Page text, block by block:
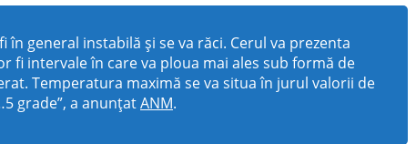
în general instabilă și se va răci. Cerul va prezenta
fi intervale în care va ploua mai ales sub formă de
Temperatura maximă se va situa în jurul valorii de
grade”, a anunțatANM.